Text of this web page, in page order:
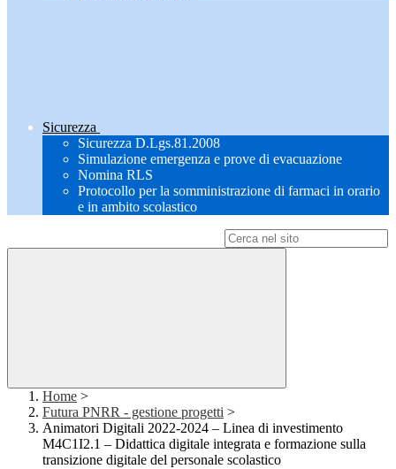
Sicurezza
Sicurezza D.Lgs.81.2008
Simulazione emergenza e prove di evacuazione
Nomina RLS
Protocollo per la somministrazione di farmaci in orario
e in ambito scolastico
Home >
Futura PNRR - gestione progetti >
Animatori Digitali 2022-2024 – Linea di investimento
M4C1I2.1 – Didattica digitale integrata e formazione sulla
transizione digitale del personale scolastico